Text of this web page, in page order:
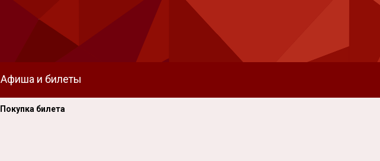
Афиша и билеты
Покупка билета